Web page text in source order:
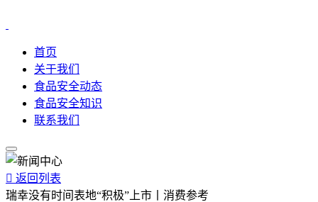
首页
关于我们
食品安全动态
食品安全知识
联系我们
 返回列表
瑞幸没有时间表地“积极”上市丨消费参考